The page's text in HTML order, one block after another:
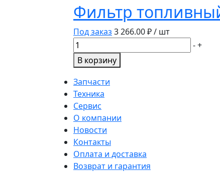
SC90097CA
/RE199682
Фильтр
Под заказ 3 266.00₽ / шт
Количество
товара
Фильтр
топливный
P551435
Donaldson
-+
В корзину
Запчасти
Техника
Сервис
О компании
Новости
Контакты
Оплата и доставка
Возврат и гарантия